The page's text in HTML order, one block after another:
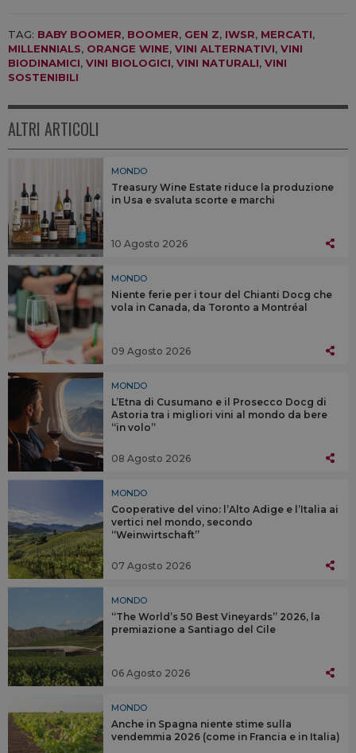
TAG: BABY BOOMER, BOOMER, GEN Z, IWSR, MERCATI,
MILLENNIALS, ORANGE WINE, VINI ALTERNATIVI, VINI
BIODINAMICI, VINI BIOLOGICI, VINI NATURALI, VINI
SOSTENIBILI
ALTRI ARTICOLI
MONDO
Treasury Wine Estate riduce la produzione
in Usa e svaluta scorte e marchi
10 Agosto 2026
MONDO
Niente ferie per i tour del Chianti Docg che
vola in Canada, da Toronto a Montréal
09 Agosto 2026
MONDO
L’Etna di Cusumano e il Prosecco Docg di
Astoria tra i migliori vini al mondo da bere
“in volo”
08 Agosto 2026
MONDO
Cooperative del vino: l’Alto Adige e l’Italia ai
vertici nel mondo, secondo
“Weinwirtschaft”
07 Agosto 2026
MONDO
“The World’s 50 Best Vineyards” 2026, la
premiazione a Santiago del Cile
06 Agosto 2026
MONDO
Anche in Spagna niente stime sulla
vendemmia 2026 (come in Francia e in Italia)